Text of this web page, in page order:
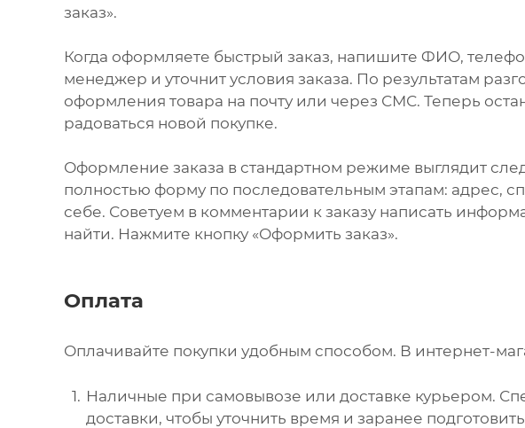
заказ».
Когда оформляете быстрый заказ, напишите ФИО,
менеджер и уточнит условия заказа. По результатам
оформления товара на почту или через СМС. Теперь
радоваться новой покупке.
Оформление заказа в стандартном режиме выглядит
полностью форму по последовательным этапам: адрес,
себе. Советуем в комментарии к заказу написать
найти. Нажмите кнопку «Оформить заказ».
Оплата
Оплачивайте покупки удобным способом. В интернет-
Наличные при самовывозе или доставке курьером.
доставки, чтобы уточнить время и заранее